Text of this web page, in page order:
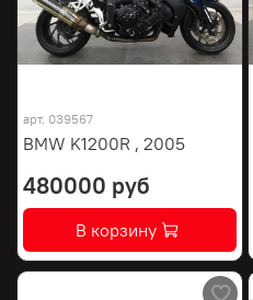
арт. 039567
BMW K1200R , 2005
480000 руб
В корзину